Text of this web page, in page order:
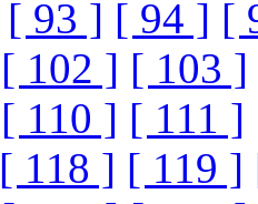
[ 93 ] [ 94 ] [
[ 102 ] [ 103 ]
[ 110 ] [ 111 ]
[ 118 ] [ 119 ]